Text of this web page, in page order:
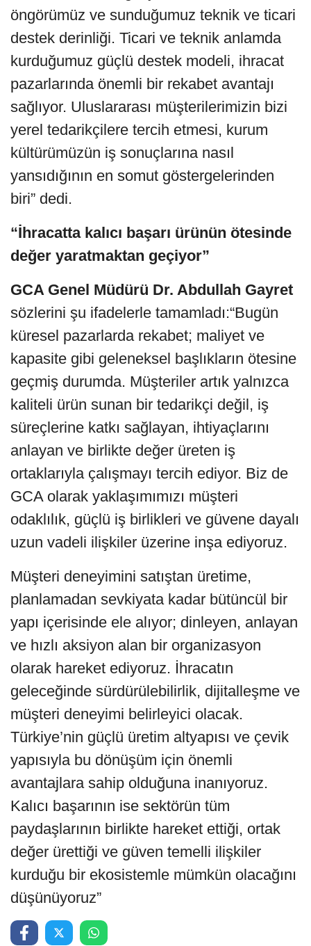
öngörümüz ve sunduğumuz teknik ve ticari
destek derinliği. Ticari ve teknik anlamda
kurduğumuz güçlü destek modeli, ihracat
pazarlarında önemli bir rekabet avantajı
sağlıyor. Uluslararası müşterilerimizin bizi
yerel tedarikçilere tercih etmesi, kurum
kültürümüzün iş sonuçlarına nasıl
yansıdığının en somut göstergelerinden
biri” dedi.
“İhracatta kalıcı başarı ürünün ötesinde
değer yaratmaktan geçiyor”
GCA Genel Müdürü Dr. Abdullah Gayret
sözlerini şu ifadelerle tamamladı:“Bugün
küresel pazarlarda rekabet; maliyet ve
kapasite gibi geleneksel başlıkların ötesine
geçmiş durumda. Müşteriler artık yalnızca
kaliteli ürün sunan bir tedarikçi değil, iş
süreçlerine katkı sağlayan, ihtiyaçlarını
anlayan ve birlikte değer üreten iş
ortaklarıyla çalışmayı tercih ediyor. Biz de
GCA olarak yaklaşımımızı müşteri
odaklılık, güçlü iş birlikleri ve güvene dayalı
uzun vadeli ilişkiler üzerine inşa ediyoruz.
Müşteri deneyimini satıştan üretime,
planlamadan sevkiyata kadar bütüncül bir
yapı içerisinde ele alıyor; dinleyen, anlayan
ve hızlı aksiyon alan bir organizasyon
olarak hareket ediyoruz. İhracatın
geleceğinde sürdürülebilirlik, dijitalleşme ve
müşteri deneyimi belirleyici olacak.
Türkiye’nin güçlü üretim altyapısı ve çevik
yapısıyla bu dönüşüm için önemli
avantajlara sahip olduğuna inanıyoruz.
Kalıcı başarının ise sektörün tüm
paydaşlarının birlikte hareket ettiği, ortak
değer ürettiği ve güven temelli ilişkiler
kurduğu bir ekosistemle mümkün olacağını
düşünüyoruz”